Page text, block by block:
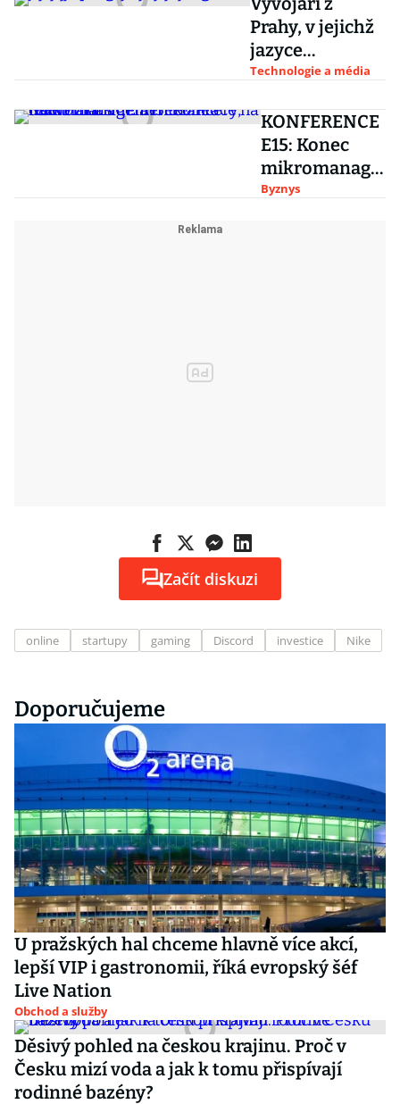
po Kapitána
Ameriku
Prahy, v jejichž
jazyce
programuje
možná jste o
nich neslyšeli
Technologie a média
KONFERENCE
E15: Konec
mikromanage
mentu? Práce
Byznys
Začít diskuzi
online startupy gaming Discord investice Nike
Doporučujeme
U pražských hal chceme hlavně více akcí,
lepší VIP i gastronomii, říká evropský šéf
Live Nation
Obchod a služby
Děsivý pohled na českou krajinu. Proč v
Česku mizí voda a jak k tomu přispívají
rodinné bazény?